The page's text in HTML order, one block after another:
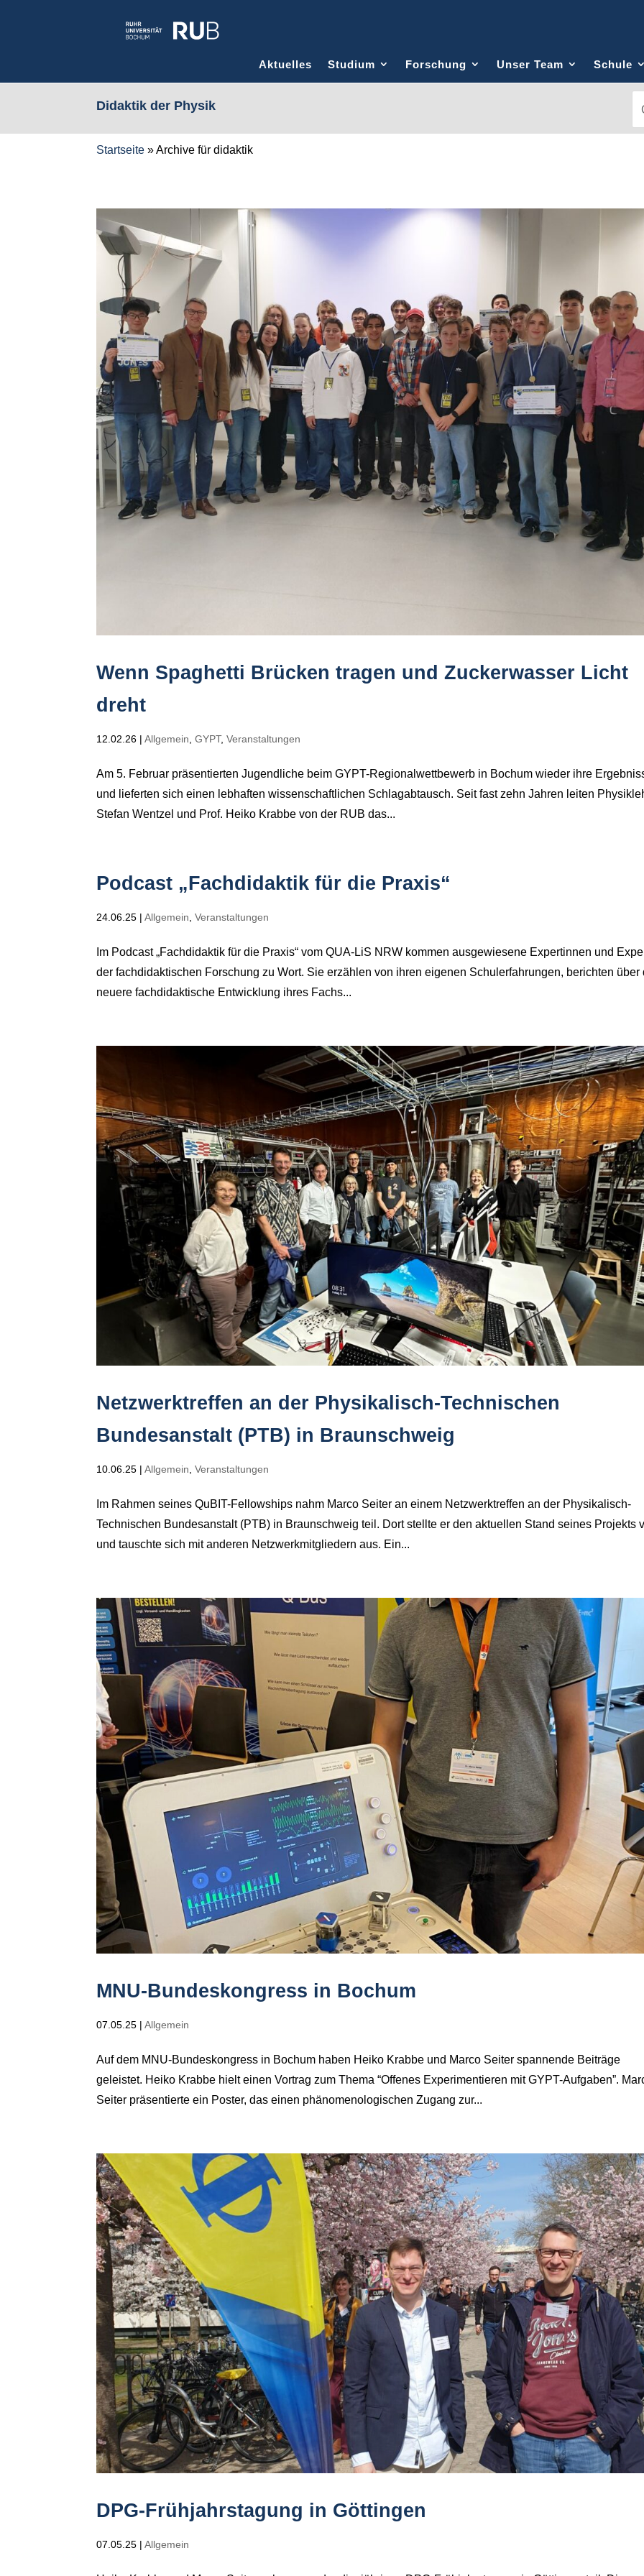
Aktuelles Studium Forschung Unser Team Schule
Didaktik der Physik
Startseite »Archive für didaktik
Wenn Spaghetti Brücken tragen und Zuckerwasser Licht
dreht
12.02.26 |Allgemein ,GYPT,Veranstaltungen
Am 5. Februar präsentierten Jugendliche beim GYPT-Regionalwettbewerb in Bochum wieder ihre
und lieferten sich einen lebhaften wissenschaftlichen Schlagabtausch. Seit fast zehn Jahren leiten
Stefan Wentzel und Prof. Heiko Krabbe von der RUB das...
Podcast „Fachdidaktik für die Praxis“
24.06.25 |Allgemein ,Veranstaltungen
Im Podcast „Fachdidaktik für die Praxis“ vom QUA-LiS NRW kommen ausgewiesene Expertinnen und
der fachdidaktischen Forschung zu Wort. Sie erzählen von ihren eigenen Schulerfahrungen, berichten über
neuere fachdidaktische Entwicklung ihres Fachs...
Netzwerktreffen an der Physikalisch-Technischen
Bundesanstalt (PTB) in Braunschweig
10.06.25 |Allgemein ,Veranstaltungen
Im Rahmen seines QuBIT-Fellowships nahm Marco Seiter an einem Netzwerktreffen an der Physikalisch-
Technischen Bundesanstalt (PTB) in Braunschweig teil. Dort stellte er den aktuellen Stand seines Projekts
und tauschte sich mit anderen Netzwerkmitgliedern aus. Ein...
MNU-Bundeskongress in Bochum
07.05.25 |Allgemein
Auf dem MNU-Bundeskongress in Bochum haben Heiko Krabbe und Marco Seiter spannende Beiträge
geleistet. Heiko Krabbe hielt einen Vortrag zum Thema “Offenes Experimentieren mit GYPT-Aufgaben”.
Seiter präsentierte ein Poster, das einen phänomenologischen Zugang zur...
DPG-Frühjahrstagung in Göttingen
07.05.25 |Allgemein